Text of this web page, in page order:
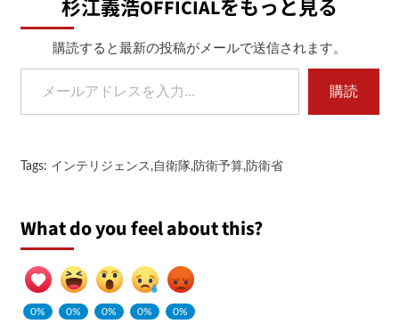
杉江義浩OFFICIALをもっと見る
購読すると最新の投稿がメールで送信されます。
メールアドレスを入力...
購読
Tags: インテリジェンス ,自衛隊,防衛予算,防衛省
What do you feel about this?
0%
0%
0%
0%
0%